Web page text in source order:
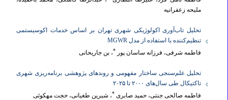
ملیحه زعفرانیه
تحلیل تاب‌آوری اکولوژیکی شهری تهران بر اساس خدمات اکوسیستمی
تنظیم‌کننده با استفاده از مدل MGWR
فاطمه شرفی، فرزانه ساسان پور ، بن جاریحانی
تحلیل علم‌سنجی ساختار مفهومی و روندهای پژوهشی برنامه‌ریزی شهری
تاکتیکال طی سال‌های ۲۰۰۰ تا ۲۰۲۵
فاطمه صالحی جنتی، حمید صابری ، شیرین طغیانی، حجت مهکوئی